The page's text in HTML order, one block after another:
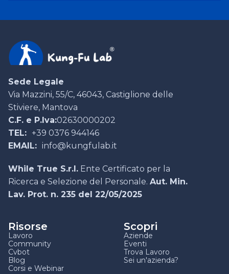
Sede Legale
Via Mazzini, 55/C, 46043, Castiglione delle
Stiviere, Mantova
C.F. e P.Iva:02630000202
TEL: +39 0376 944146
EMAIL: info@kungfulab.it
While True S.r.l. Ente Certificato per la
Ricerca e Selezione del Personale. Aut. Min.
Lav. Prot. n. 235 del 22/05/2025
Risorse
Lavoro
Community
Cvbot
Blog
Corsi e Webinar
Scopri
Aziende
Eventi
Trova Lavoro
Sei un'azienda?